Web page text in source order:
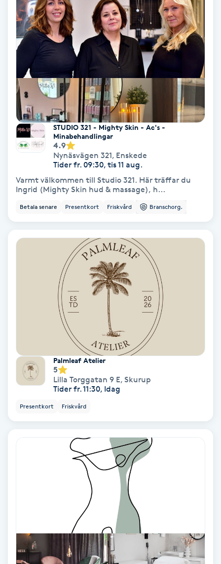
Skinbooster
Sklerosering
Skoinlägg
Skägg
Skäggfärgning
Skäggklippning
Skäggtrimmning
Slingor
Spa manikyr & pedikyr
Spa-manikyr
Spa-pedikyr
Spraytan
Stylist
Tuina-massage
STUDIO 321 - Mighty Skin - Ac's -
Minabehandlingar
4.9
Nynäsvägen 321, Enskede
Tider fr. 09:30, tis 11 aug.
Varmt välkommen till Studio 321. Här träffar du
Ingrid (Mighty Skin hud & massage), h...
Betala senare Presentkort Friskvård Branschorg.
Palmleaf Atelier
5
Lilla Torggatan 9 E, Skurup
Tider fr. 11:30, Idag
Presentkort Friskvård